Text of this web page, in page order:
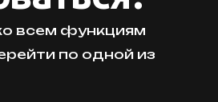
всем функциям
по одной из